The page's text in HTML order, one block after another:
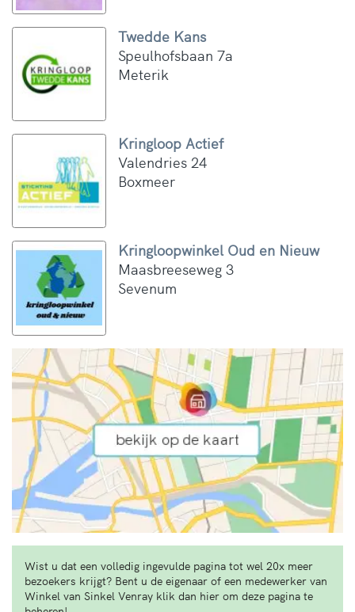
Wist u dat een volledig ingevulde pagina tot wel 20x meer
bezoekers krijgt? Bent u de eigenaar of een medewerker van
Winkel van Sinkel Venray klik dan hier om deze pagina te
Twedde Kans
Speulhofsbaan 7a
Meterik
Kringloop Actief
Valendries 24
Boxmeer
Kringloopwinkel Oud en Nieuw
Maasbreeseweg 3
Sevenum